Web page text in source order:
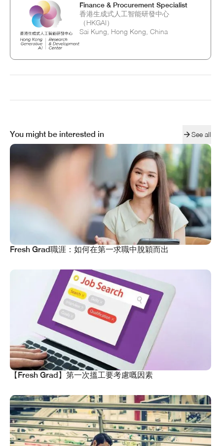
Finance & Procurement Specialist
香港生成式人工智能研發中心
（HKGAI）
Sai Kung, Hong Kong, China
You might be interested in See all
Fresh Grad職涯：如何在第一求職中脫穎而出
【Fresh Grad】第一次搵工要考慮嘅因素